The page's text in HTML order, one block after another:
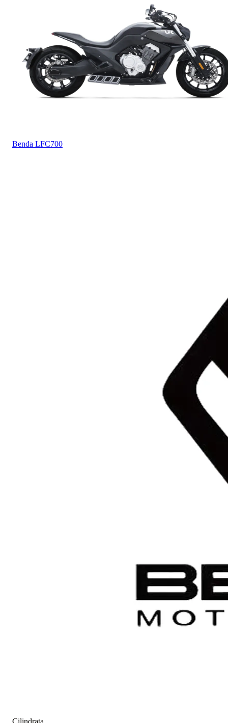
Benda LFC700
Cilindrata